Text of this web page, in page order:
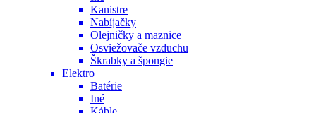
Kanistre
Nabíjačky
Olejničky a maznice
Osviežovače vzduchu
Škrabky a špongie
Elektro
Batérie
Iné